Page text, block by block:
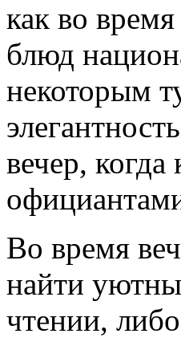
как во
блюд
некоторым
вечер,
Во время
найти
чтении,